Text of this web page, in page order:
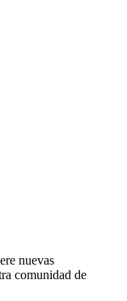
nuevas
comunidad de